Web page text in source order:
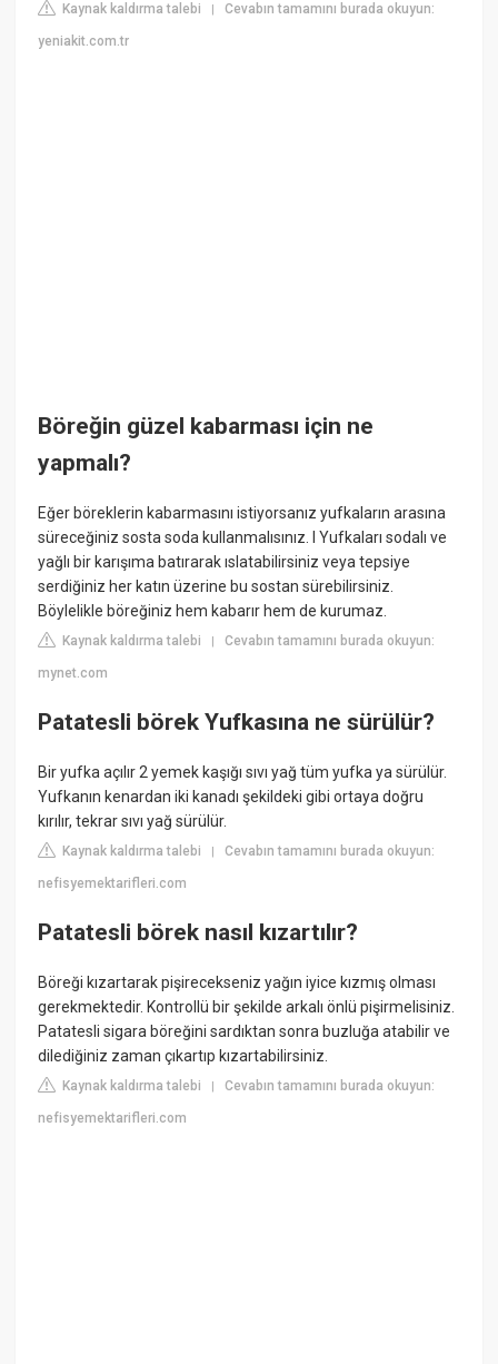
Kaynak kaldırma talebi |Cevabın tamamını burada okuyun:
yeniakit.com.tr
Böreğin güzel kabarması için ne
yapmalı?
Eğer böreklerin kabarmasını istiyorsanız yufkaların arasına
süreceğiniz sosta soda kullanmalısınız. l Yufkaları sodalı ve
yağlı bir karışıma batırarak ıslatabilirsiniz veya tepsiye
serdiğiniz her katın üzerine bu sostan sürebilirsiniz.
Böylelikle böreğiniz hem kabarır hem de kurumaz.
Kaynak kaldırma talebi |Cevabın tamamını burada okuyun:
mynet.com
Patatesli börek Yufkasına ne sürülür?
Bir yufka açılır 2 yemek kaşığı sıvı yağ tüm yufka ya sürülür.
Yufkanın kenardan iki kanadı şekildeki gibi ortaya doğru
kırılır, tekrar sıvı yağ sürülür.
Kaynak kaldırma talebi |Cevabın tamamını burada okuyun:
nefisyemektarifleri.com
Patatesli börek nasıl kızartılır?
Böreği kızartarak pişirecekseniz yağın iyice kızmış olması
gerekmektedir. Kontrollü bir şekilde arkalı önlü pişirmelisiniz.
Patatesli sigara böreğini sardıktan sonra buzluğa atabilir ve
dilediğiniz zaman çıkartıp kızartabilirsiniz.
Kaynak kaldırma talebi |Cevabın tamamını burada okuyun:
nefisyemektarifleri.com